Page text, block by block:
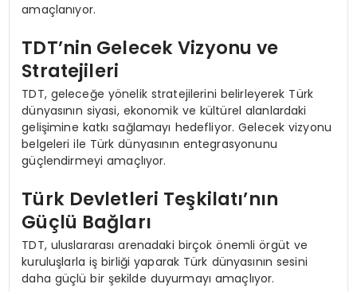
amaçlanıyor.
TDT’nin Gelecek Vizyonu ve
Stratejileri
TDT, geleceğe yönelik stratejilerini belirleyerek Türk
dünyasının siyasi, ekonomik ve kültürel alanlardaki
gelişimine katkı sağlamayı hedefliyor. Gelecek vizyonu
belgeleri ile Türk dünyasının entegrasyonunu
güçlendirmeyi amaçlıyor.
Türk Devletleri Teşkilatı’nın
Güçlü Bağları
TDT, uluslararası arenadaki birçok önemli örgüt ve
kuruluşlarla iş birliği yaparak Türk dünyasının sesini
daha güçlü bir şekilde duyurmayı amaçlıyor.